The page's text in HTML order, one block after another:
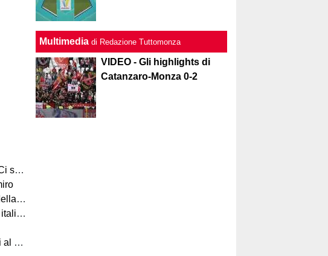
Multimedia di Redazione Tuttomonza
VIDEO - Gli highlights di
Catanzaro-Monza 0-2